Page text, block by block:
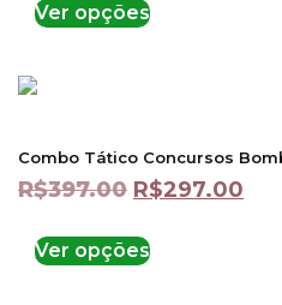
Ver opções
Combo Tático Concursos
R$397.00 R$297.00
Ver opções